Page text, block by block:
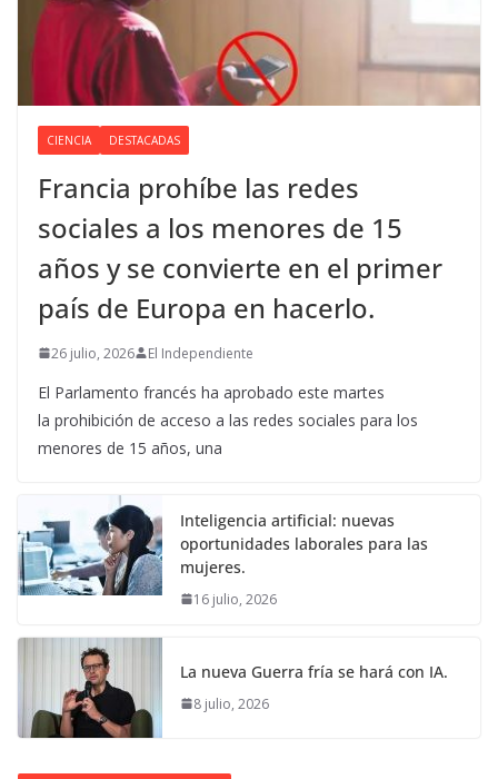
CIENCIA DESTACADAS
Francia prohíbe las redes
sociales a los menores de 15
años y se convierte en el primer
país de Europa en hacerlo.
26 julio, 2026 El Independiente
El Parlamento francés ha aprobado este martes
la prohibición de acceso a las redes sociales para los
menores de 15 años, una
Inteligencia artificial: nuevas
oportunidades laborales para las
mujeres.
16 julio, 2026
La nueva Guerra fría se hará con IA.
8 julio, 2026